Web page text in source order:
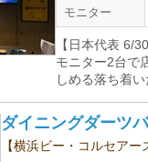
モニター
【日本代表 6/
モニター2台で
しめる落ち着い
ダイニングダーツ
【横浜ビー・コルセア